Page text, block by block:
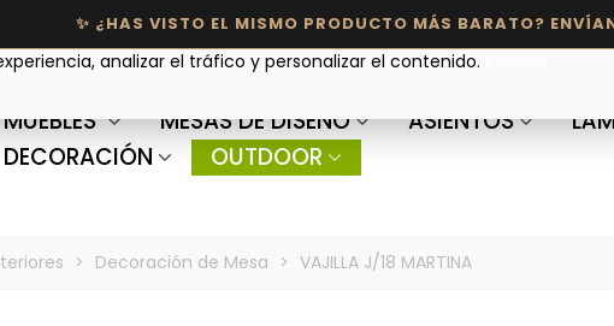
MUEBLES MESAS DE DISEÑO ASIENTOS
DECORACIÓN
OUTDOOR
> Decoración de Mesa > VAJILLA J/18 MARTINA
analizar el tráfico y personalizar el contenido.